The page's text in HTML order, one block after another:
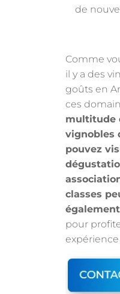
de
Comme
il y a des
goûts en
ces
multitude
vignobles
pouvez
classes
pour